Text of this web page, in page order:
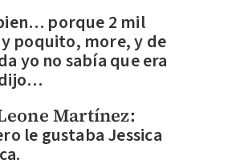
porque 2 mil
poquito, more, y de
yo no sabía que era
Martínez:
le gustaba Jessica